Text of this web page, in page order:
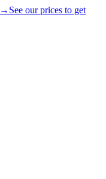
→ See our prices to get